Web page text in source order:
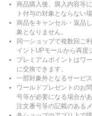
商品購入後、購入内容等
ト付与の対象とならない
商品をキャンセル・返品
象となりません。
同一ショップで複数回ご
イントUPモールから再度
プレミアムポイントはワ
に交換できます。
一部対象外となるサービ
ワールドプレゼントのお
号等が必要になる場合が
注文番号等の記載のある